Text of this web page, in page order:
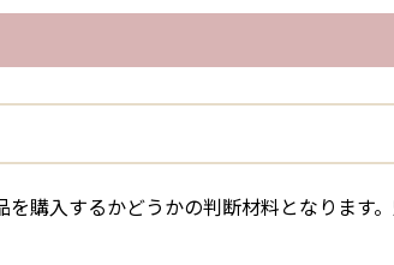
購入するかどうかの判断材料となります